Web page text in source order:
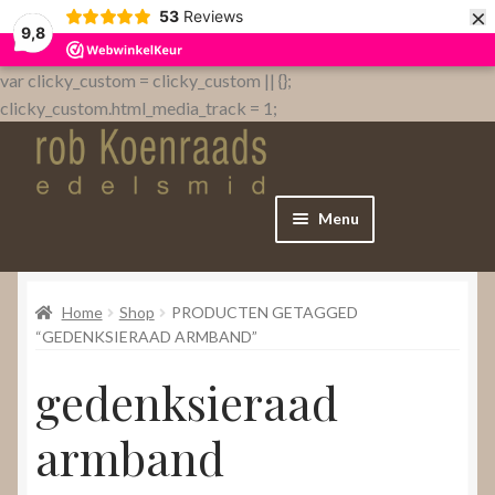
9,8
53 Reviews ×
var clicky_custom = clicky_custom || {};
clicky_custom.html_media_track = 1;
Menu
Home
WebShop
Contact
Home Shop
PRODUCTEN GETAGGED
“GEDENKSIERAAD ARMBAND”
gedenksieraad
armband